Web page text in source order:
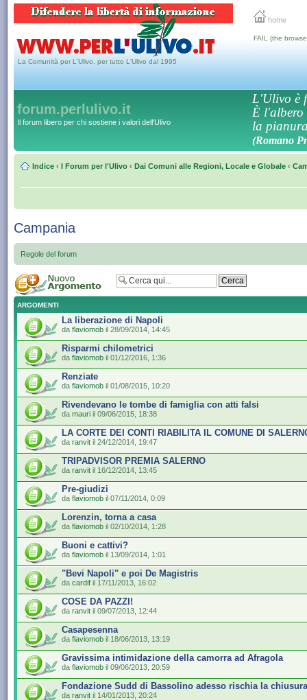
home
La Comunità per L'Ulivo, per tutto L'Ulivo dal 1995
FAIL (the
forum.perlulivo.it
Il forum libero per chi sostiene i valori dell'Ulivo
L'Ulivo è
È l'albero
la
(Romano
Indice ‹ I Forum per l'Ulivo ‹ Dai Comuni alle Regioni, Locale e Globale ‹
Campania
Regole del forum
ARGOMENTI
La liberazione di Napoli
da flaviomob il 28/09/2014, 14:45
Risparmi chilometrici
da flaviomob il 01/12/2016, 1:36
Renziate
da flaviomob il 01/08/2015, 10:20
Rivendevano le tombe di famiglia con atti falsi
da mauri il 09/06/2015, 18:38
LA CORTE DEI CONTI RIABILITA IL COMUNE DI
da ranvit il 24/12/2014, 19:47
TRIPADVISOR PREMIA SALERNO
da ranvit il 16/12/2014, 13:45
Pre-giudizi
da flaviomob il 07/11/2014, 0:09
Lorenzin, torna a casa
da flaviomob il 02/10/2014, 1:28
Buoni e cattivi?
da flaviomob il 13/09/2014, 1:01
"Bevi Napoli" e poi De Magistris
da cardif il 17/11/2013, 16:02
COSE DA PAZZI!
da ranvit il 09/07/2013, 12:44
Casapesenna
da flaviomob il 18/06/2013, 13:19
Gravissima intimidazione della camorra ad Afragola
da flaviomob il 09/06/2013, 20:59
Fondazione Sudd di Bassolino adesso rischia la chiusura
da ranvit il 14/01/2013, 20:24